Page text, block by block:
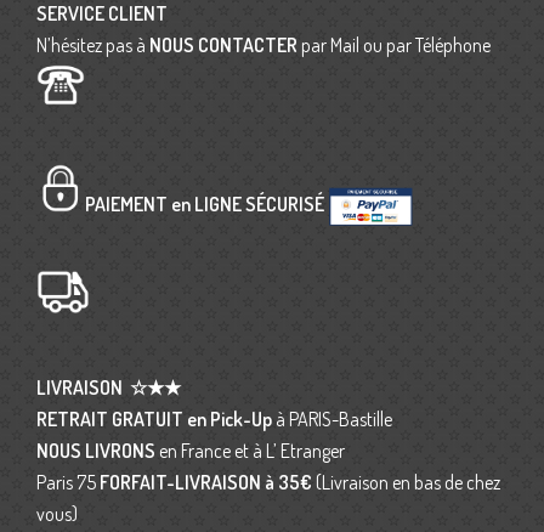
SERVICE CLIENT
N’hésitez pas à NOUS CONTACTER par Mail ou par Téléphone
PAIEMENT en LIGNE SÉCURISÉ
LIVRAISON ☆★★
RETRAIT GRATUIT en Pick-Up à PARIS-Bastille
NOUS LIVRONS en France et à L’ Etranger
Paris 75 FORFAIT-LIVRAISON à 35€ (Livraison en bas de chez
vous)